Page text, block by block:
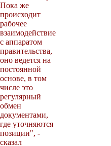
Пока же
происходит
рабочее
взаимодействие
с аппаратом
правительства,
оно ведется на
постоянной
основе, в том
числе это
регулярный
обмен
документами,
где уточняются
позиции", -
сказал